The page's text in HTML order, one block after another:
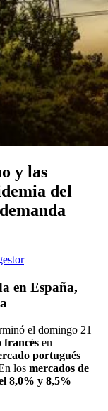
y las
del
en España,
el domingo 21
francés en
portugués
los mercados de
8,0% y 8,5%